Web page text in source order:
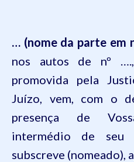
… (nome da parte em
nos autos de nº
promovida pela
Juízo, vem, com o
presença de
intermédio de seu
subscreve (nomeado),